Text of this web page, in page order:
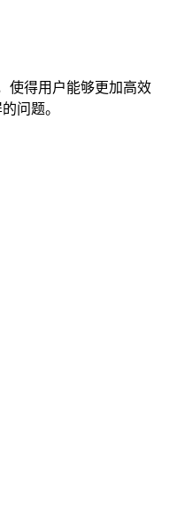
使得用户能够更加高效
问题。